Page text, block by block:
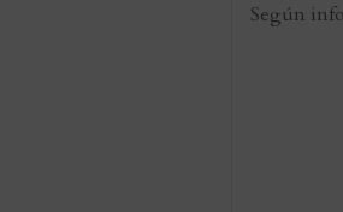
Según